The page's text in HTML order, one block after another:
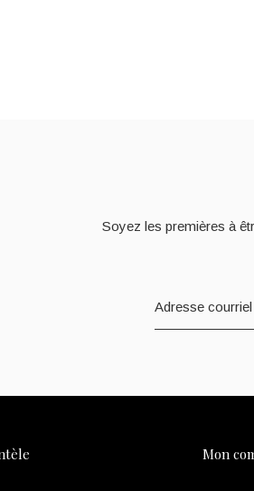
Soyez les premières à
Mon